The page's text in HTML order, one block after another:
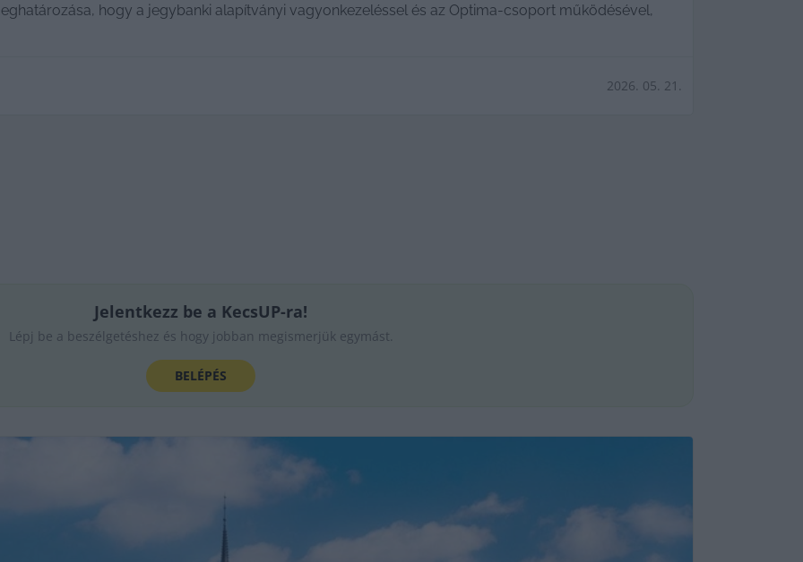
hogy a jegybanki alapítványi vagyonkezeléssel és az Optima-csoport működésével,
2026. 05. 21.
Jelentkezz be a KecsUP-ra!
Lépj be a beszélgetéshez és hogy jobban megismerjük egymást.
BELÉPÉS